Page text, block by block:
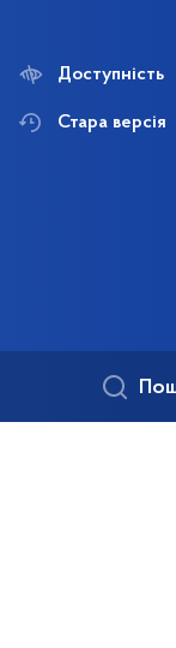
Доступність
Стара версія